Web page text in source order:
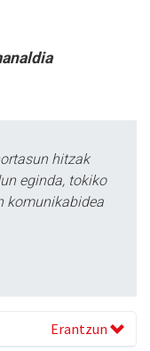
hitzak
eginda, tokiko
komunikabidea
Erantzun